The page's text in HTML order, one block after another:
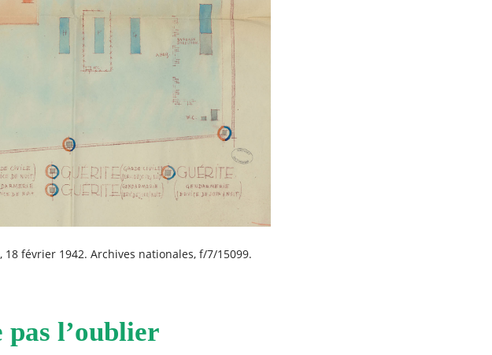
18 février 1942. Archives nationales, f/7/15099.
pas l’oublier